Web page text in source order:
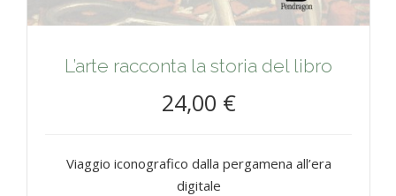
L’arte racconta la storia del libro
24,00 €
Viaggio iconografico dalla pergamena all’era
digitale